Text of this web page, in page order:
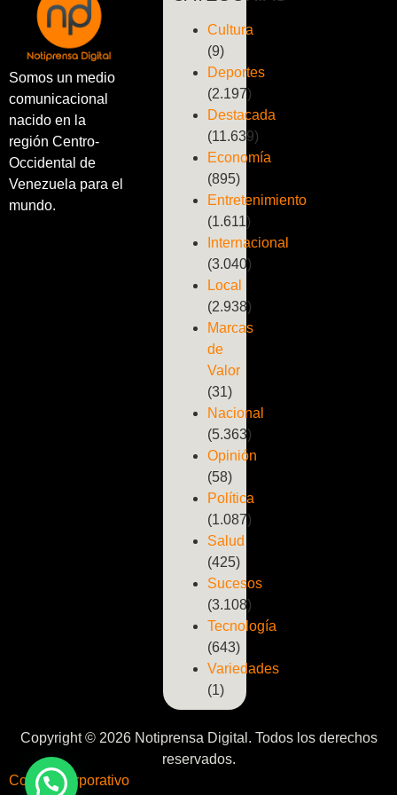
Somos un medio
comunicacional
nacido en la
región Centro-
Occidental de
Venezuela para el
mundo.
Cultura
(9)
Deportes
(2.197)
Destacada
(11.639)
Economía
(895)
Entretenimiento
(1.611)
Internacional
(3.040)
Local
(2.938)
Marcas
de
Valor
(31)
Nacional
(5.363)
Opinión
(58)
Política
(1.087)
Salud
(425)
Sucesos
(3.108)
Tecnología
(643)
Variedades
(1)
Copyright © 2026 Notiprensa Digital. Todos los derechos
reservados.
Correo Corporativo